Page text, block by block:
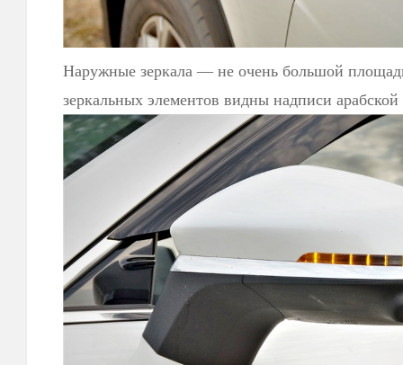
Наружные зеркала — не очень большой
зеркальных элементов видны надписи арабской